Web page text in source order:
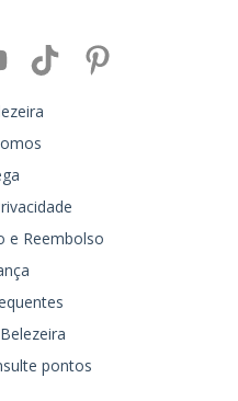
e Reembolso
pontos